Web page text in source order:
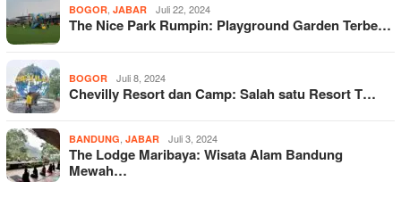
BOGOR JABAR Juli 22, 2024
The Nice Park Rumpin: Playground Garden Terbe…
BOGOR Juli 8, 2024
Chevilly Resort dan Camp: Salah satu Resort T…
BANDUNG JABAR Juli 3, 2024
The Lodge Maribaya: Wisata Alam Bandung
Mewah…